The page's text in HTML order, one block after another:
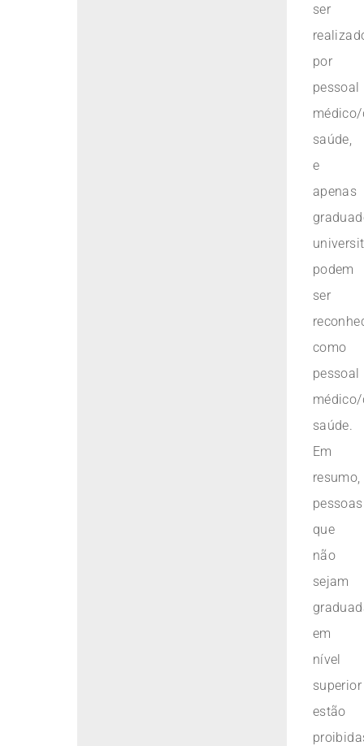
ser
por
pessoal
saúde,
e
apenas
podem
ser
como
pessoal
saúde.
Em
resumo,
pessoas
que
não
sejam
em
nível
superior
estão